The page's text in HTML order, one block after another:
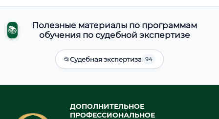
📚
Полезные материалы по программам
обучения по судебной экспертизе
📂Судебная экспертиза 94
ДОПОЛНИТЕЛЬНОЕ
ПРОФЕССИОНАЛЬНОЕ